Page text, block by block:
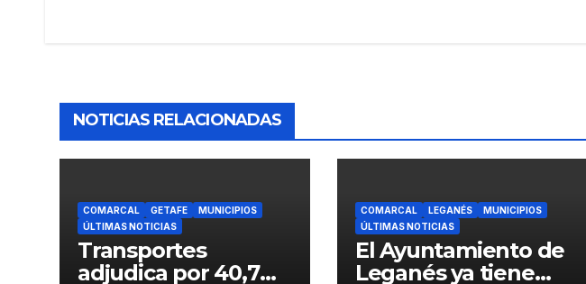
NOTICIAS RELACIONADAS
COMARCAL GETAFE
MUNICIPIOS
ÚLTIMAS NOTICIAS
Transportes
adjudica por 40,7
COMARCAL LEGANÉS
MUNICIPIOS
ÚLTIMAS NOTICIAS
El Ayuntamiento de
Leganés ya tiene